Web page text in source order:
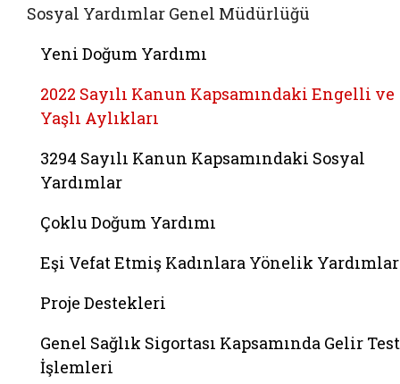
Sosyal Yardımlar Genel Müdürlüğü
Yeni Doğum Yardımı
2022 Sayılı Kanun Kapsamındaki Engelli ve
Yaşlı Aylıkları
3294 Sayılı Kanun Kapsamındaki Sosyal
Yardımlar
Çoklu Doğum Yardımı
Eşi Vefat Etmiş Kadınlara Yönelik Yardımlar
Proje Destekleri
Genel Sağlık Sigortası Kapsamında Gelir
İşlemleri